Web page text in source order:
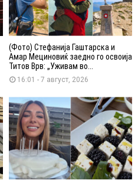
(Фото) Стефанија Гаштарска и
Амар Мециновиќ заедно го освоија
Титов Врв: „Уживам во...
16:01 - 7 август, 2026